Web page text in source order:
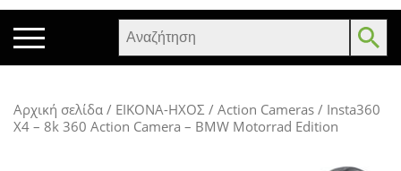
TABLETS
Αρχική σελίδα / ΕΙΚΟΝΑ-ΗΧΟΣ / Action Cameras / Insta360
X4 – 8k 360 Action Camera – BMW Motorrad Edition